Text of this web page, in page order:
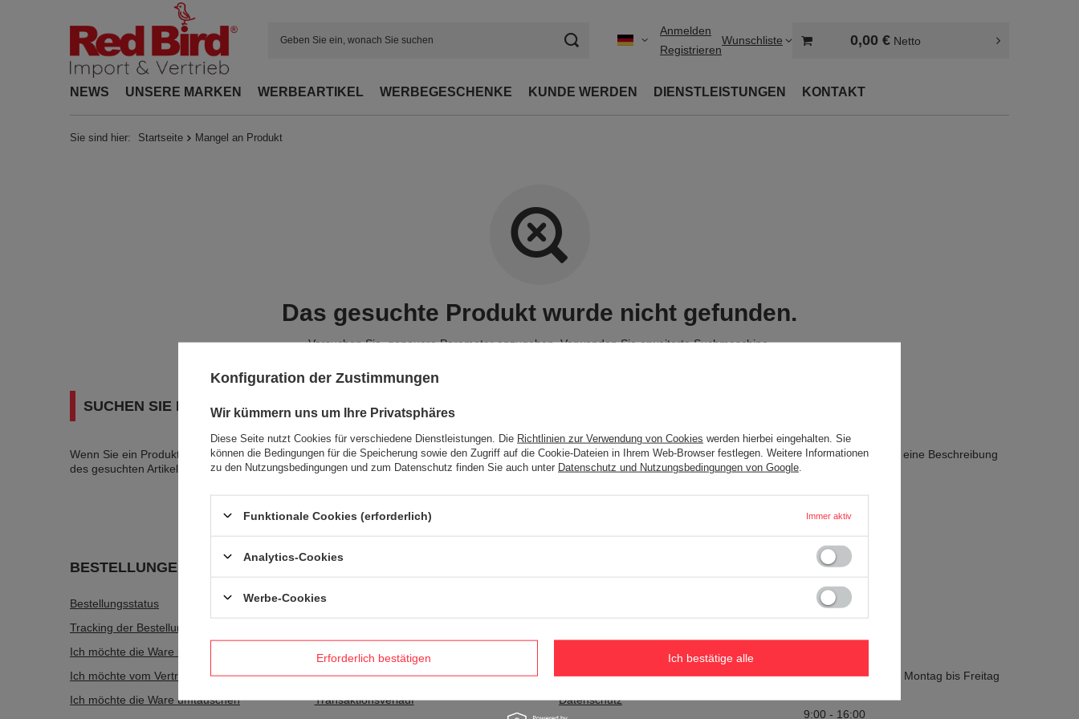
Anmelden
Registrieren
Wunschliste 0,00 € Netto
NEWS UNSERE MARKEN WERBEARTIKEL WERBEGESCHENKE KUNDE WERDEN DIENSTLEISTUNGEN KONTAKT
Sie sind hier: Startseite Mangel an Produkt
Das gesuchte Produkt wurde nicht gefunden.
Versuchen Sie, genauere Parameter anzugeben. Verwenden Sieerweiterte Suchmaschine.
SUCHEN SIE NACH EINEM PRODUKT, DAS WIR IN UNSEREM SORTIMENT NICHT HABEN?
Wenn Sie ein Produkt in unserem Angebot nicht gefunden haben und es in unserem Shop kaufen möchten, können Sie ein spezielles Formular verwenden und uns eine Beschreibung
des gesuchten Artikels schicken. Um das zu können, müssen Sieeingeloggen.
BESTELLUNGEN
Bestellungsstatus
Tracking der Bestellung
Ich möchte die Ware reklamieren
Ich möchte vom Vertrag zurücktreten
Ich möchte die Ware umtauschen
Registrieren Sie sich als Großhändler
Wunschliste
Liste der gekauften Waren
Transaktionsverlauf
Zahlungsbedingungen
AGB
Datenschutz
Kontakt
Uber Uns
Die Helpline ist von Montag bis Freitag
9:00 - 16:00
Konfiguration der Zustimmungen
Wir kümmern uns um Ihre Privatsphäres
Diese Seite nutzt Cookies für verschiedene Dienstleistungen. Die Richtlinien zur Verwendung von Cookies werden hierbei eingehalten. Sie
können die Bedingungen für die Speicherung sowie den Zugriff auf die Cookie-Dateien in Ihrem Web-Browser festlegen. Weitere Informationen
zu den Nutzungsbedingungen und zum Datenschutz finden Sie auch unter Datenschutz und Nutzungsbedingungen von Google
Funktionale Cookies (erforderlich) Immer aktiv
Analytics-Cookies
Werbe-Cookies
Erforderlich bestätigen Ich bestätige alle